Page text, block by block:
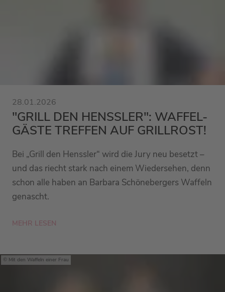
28.01.2026
"GRILL DEN HENSSLER": WAFFEL-
GÄSTE TREFFEN AUF GRILLROST!
Bei „Grill den Henssler“ wird die Jury neu besetzt –
und das riecht stark nach einem Wiedersehen, denn
schon alle haben an Barbara Schönebergers Waffeln
genascht.
MEHR LESEN
Mit den Waffeln einer Frau